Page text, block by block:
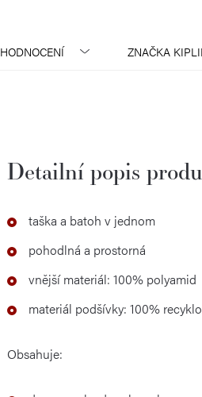
HODNOCENÍ ZNAČKA
Detailní popis
taška a batoh v jednom
pohodlná a prostorná
vnější materiál: 100% polyamid
materiál podšívky: 100%
Obsahuje: